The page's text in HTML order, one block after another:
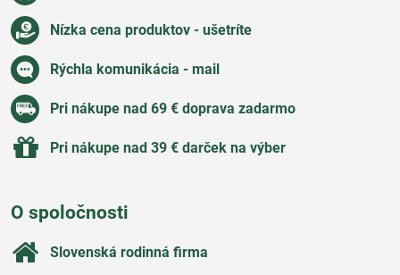
Nízka cena produktov - ušetríte
Rýchla komunikácia - mail
Pri nákupe nad 69 € doprava zadarmo
Pri nákupe nad 39 € darček na výber
O spoločnosti
Slovenská rodinná firma